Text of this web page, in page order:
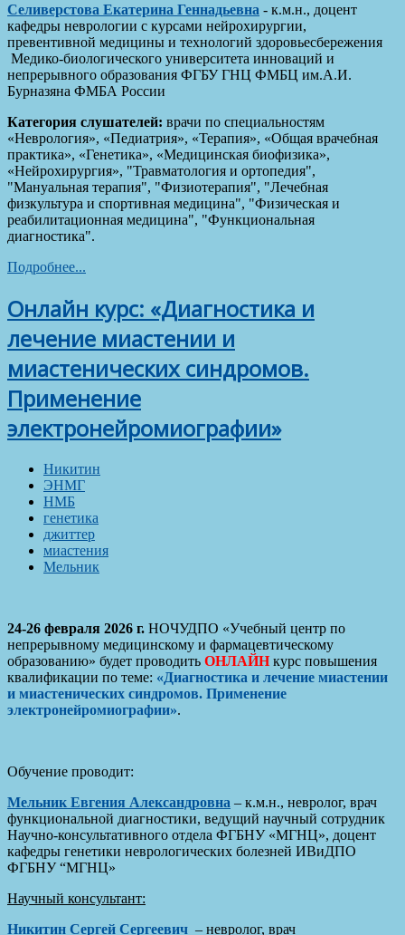
Селиверстова Екатерина Геннадьевна - к.м.н., доцент
кафедры неврологии с курсами нейрохирургии,
превентивной медицины и технологий здоровьесбережения
Медико-биологического университета инноваций и
непрерывного образования ФГБУ ГНЦ ФМБЦ им.А.И.
Бурназяна ФМБА России
Категория слушателей: врачи по специальностям
«Неврология», «Педиатрия», «Терапия», «Общая врачебная
практика», «Генетика», «Медицинская биофизика»,
«Нейрохирургия», "Травматология и ортопедия",
"Мануальная терапия", "Физиотерапия", "Лечебная
физкультура и спортивная медицина", "Физическая и
реабилитационная медицина", "Функциональная
диагностика".
Подробнее...
Онлайн курс: «Диагностика и
лечение миастении и
миастенических синдромов.
Применение
электронейромиографии»
Никитин
ЭНМГ
НМБ
генетика
джиттер
миастения
Мельник
24-26 февраля 2026 г. НОЧУДПО «Учебный центр по
непрерывному медицинскому и фармацевтическому
образованию» будет проводить ОНЛАЙН курс повышения
квалификации по теме: «Диагностика и лечение миастении
и миастенических синдромов. Применение
электронейромиографии».
Обучение проводит:
Мельник Евгения Александровна – к.м.н., невролог, врач
функциональной диагностики, ведущий научный сотрудник
Научно-консультативного отдела ФГБНУ «МГНЦ», доцент
кафедры генетики неврологических болезней ИВиДПО
ФГБНУ “МГНЦ»
Научный консультант:
Никитин Сергей Сергеевич – невролог, врач